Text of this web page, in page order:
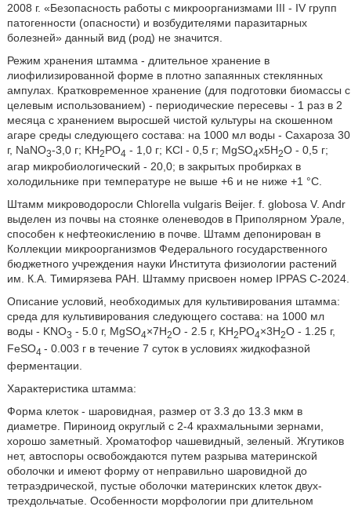
2008 г. «Безопасность работы с микроорганизмами III - IV групп
патогенности (опасности) и возбудителями паразитарных
болезней» данный вид (род) не значится.
Режим хранения штамма - длительное хранение в
лиофилизированной форме в плотно запаянных стеклянных
ампулах. Кратковременное хранение (для подготовки биомассы с
целевым использованием) - периодические пересевы - 1 раз в 2
месяца с хранением выросшей чистой культуры на скошенном
агаре среды следующего состава: на 1000 мл воды - Сахароза 30
г, NaNO3-3,0 г; KH2PO4 - 1,0 г; KCl - 0,5 г; MgSO4х5H2O - 0,5 г;
агар микробиологический - 20,0; в закрытых пробирках в
холодильнике при температуре не выше +6 и не ниже +1 °С.
Штамм микроводоросли Chlorella vulgaris Beijer. f. globosa V. Andr
выделен из почвы на стоянке оленеводов в Приполярном Урале,
способен к нефтеокислению в почве. Штамм депонирован в
Коллекции микроорганизмов Федерального государственного
бюджетного учреждения науки Института физиологии растений
им. К.А. Тимирязева РАН. Штамму присвоен номер IPPAS C-2024.
Описание условий, необходимых для культивирования штамма:
среда для культивирования следующего состава: на 1000 мл
воды - KNO3 - 5.0 г, MgSO4×7H2O - 2.5 г, KH2PO4×3H2O - 1.25 г,
FeSO4 - 0.003 г в течение 7 суток в условиях жидкофазной
ферментации.
Характеристика штамма:
Форма клеток - шаровидная, размер от 3.3 до 13.3 мкм в
диаметре. Пириноид округлый с 2-4 крахмальными зернами,
хорошо заметный. Хроматофор чашевидный, зеленый. Жгутиков
нет, автоспоры освобождаются путем разрыва материнской
оболочки и имеют форму от неправильно шаровидной до
тетраэдрической, пустые оболочки материнских клеток двух-
трехдольчатые. Особенности морфологии при длительном